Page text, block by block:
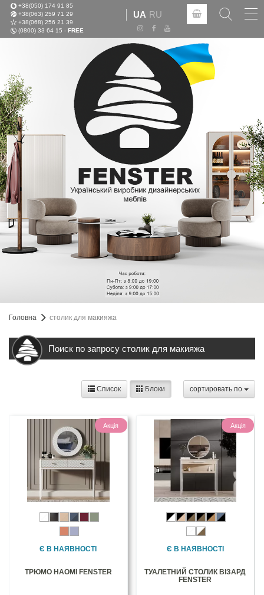
+38(050) 174 91 85
+38(063) 259 71 29
+38(068) 256 21 39
(0800) 33 64 15 - FREE
UA RU
Головна столик для макияжа
Поиск по запросу столик для макияжа
cортировать по
Список Блоки
Акція
Є В НАЯВНОСТІ
ТРЮМО НАОМІ FENSTER
Акція
Є В НАЯВНОСТІ
ТУАЛЕТНИЙ СТОЛИК ВІЗАРД
FENSTER